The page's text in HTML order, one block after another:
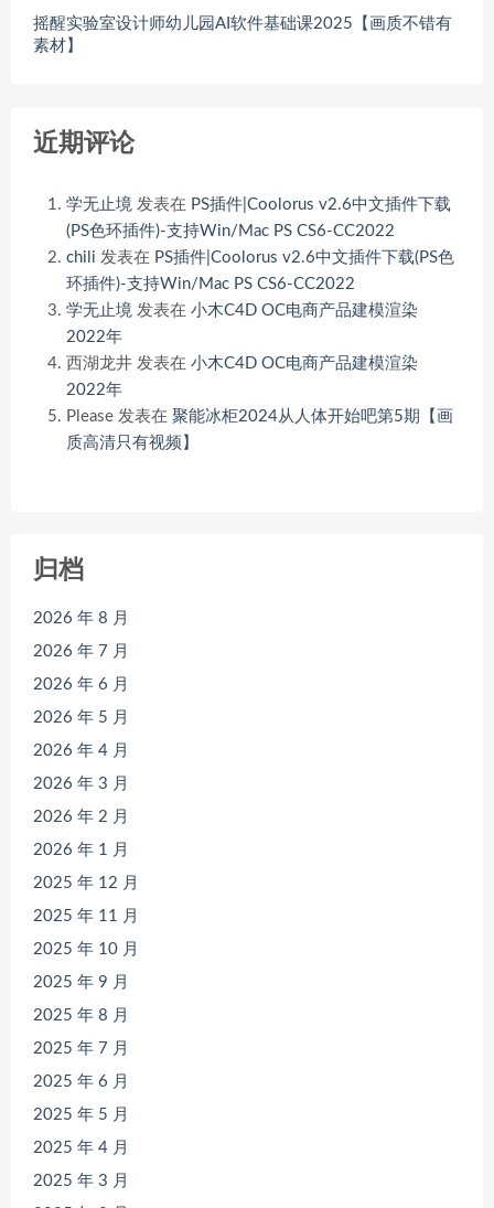
摇醒实验室设计师幼儿园AI软件基础课2025【画质不错有
素材】
近期评论
学无止境 发表在 PS插件|Coolorus v2.6中文插件下载
(PS色环插件)-支持Win/Mac PS CS6-CC2022
chili 发表在 PS插件|Coolorus v2.6中文插件下载(PS色
环插件)-支持Win/Mac PS CS6-CC2022
学无止境 发表在 小木C4D OC电商产品建模渲染
2022年
西湖龙井 发表在 小木C4D OC电商产品建模渲染
2022年
Please 发表在 聚能冰柜2024从人体开始吧第5期【画
质高清只有视频】
归档
2026 年 8 月
2026 年 7 月
2026 年 6 月
2026 年 5 月
2026 年 4 月
2026 年 3 月
2026 年 2 月
2026 年 1 月
2025 年 12 月
2025 年 11 月
2025 年 10 月
2025 年 9 月
2025 年 8 月
2025 年 7 月
2025 年 6 月
2025 年 5 月
2025 年 4 月
2025 年 3 月